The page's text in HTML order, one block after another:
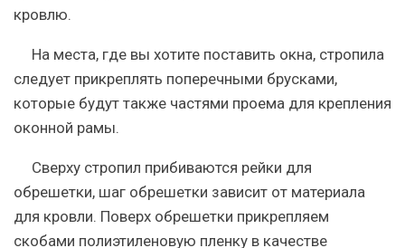
кровлю.
На места, где вы хотите поставить окна, стропила
следует прикреплять поперечными брусками,
которые будут также частями проема для крепления
оконной рамы.
Сверху стропил прибиваются рейки для
обрешетки, шаг обрешетки зависит от материала
для кровли. Поверх обрешетки прикрепляем
скобами полиэтиленовую пленку в качестве